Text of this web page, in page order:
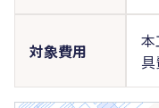
対象費用